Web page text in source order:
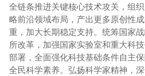
全链条推进关键核心技术攻关，组
略前沿领域布局，产出更多原创性
重，加大长期稳定支持。统筹国家
所改革，加强国家实验室和重大科
部署，全面强化科技基础条件自主
全民科学素养。弘扬科学家精神，